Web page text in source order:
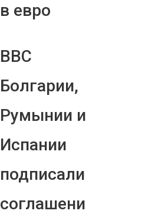
в евро
ВВС
Болгарии,
Румынии и
Испании
подписали
соглашени